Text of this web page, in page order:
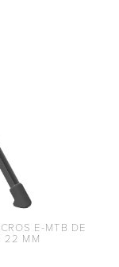
E-MTB DE
22 MM